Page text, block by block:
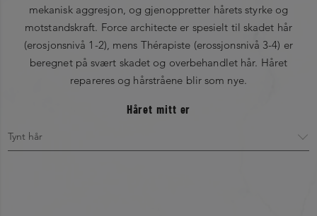
6 aminosyrer.
1 hveteproteinhydrolat.
Sève de Résurrection:Velkjent for sin regenererende kraft.
Liste over alle ingredienser
Aqua / Water - Cetearyl Alcohol - Paraffinum Liquidum /
Mineral Oil - Orbignya Oleifera Seed Oil - Dipalmitoylethyl
Hydroxyethylmonium Methosulfate - Parfum / Fragrance -
mekanisk aggresjon, og gjenoppretter hårets styrke og
motstandskraft. Force architecte er spesielt til skadet hår
(erosjonsnivå 1-2), mens Thérapiste (erossjonsnivå 3-4) er
beregnet på svært skadet og overbehandlet hår. Håret
repareres og hårstråene blir som nye.
Håret mitt er